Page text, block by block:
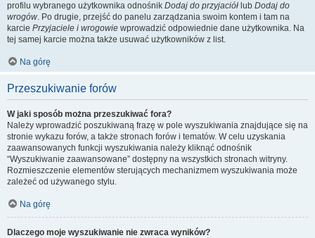
profilu wybranego użytkownika odnośnik Dodaj do przyjaciół lub Dodaj do
wrogów. Po drugie, przejść do panelu zarządzania swoim kontem i tam na
karcie Przyjaciele i wrogowie wprowadzić odpowiednie dane użytkownika. Na
tej samej karcie można także usuwać użytkowników z list.
Na górę
Przeszukiwanie forów
W jaki sposób można przeszukiwać fora?
Należy wprowadzić poszukiwaną frazę w pole wyszukiwania znajdujące się na
stronie wykazu forów, a także stronach forów i tematów. W celu uzyskania
zaawansowanych funkcji wyszukiwania należy kliknąć odnośnik
“Wyszukiwanie zaawansowane” dostępny na wszystkich stronach witryny.
Rozmieszczenie elementów sterujących mechanizmem wyszukiwania może
zależeć od używanego stylu.
Na górę
Dlaczego moje wyszukiwanie nie zwraca wyników?